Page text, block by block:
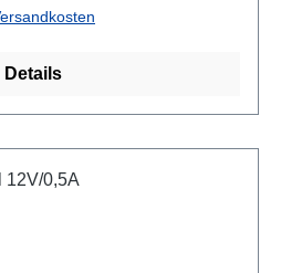
Details